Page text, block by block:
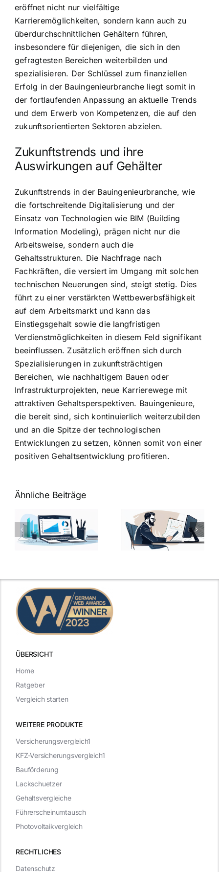
eröffnet nicht nur vielfältige
Karrieremöglichkeiten, sondern kann auch zu
überdurchschnittlichen Gehältern führen,
insbesondere für diejenigen, die sich in den
gefragtesten Bereichen weiterbilden und
spezialisieren. Der Schlüssel zum finanziellen
Erfolg in der Bauingenieurbranche liegt somit in
der fortlaufenden Anpassung an aktuelle Trends
und dem Erwerb von Kompetenzen, die auf den
zukunftsorientierten Sektoren abzielen.
Zukunftstrends und ihre
Auswirkungen auf Gehälter
Zukunftstrends in der Bauingenieurbranche, wie
die fortschreitende Digitalisierung und der
Einsatz von Technologien wie BIM (Building
Information Modeling), prägen nicht nur die
Arbeitsweise, sondern auch die
Gehaltsstrukturen. Die Nachfrage nach
Fachkräften, die versiert im Umgang mit solchen
technischen Neuerungen sind, steigt stetig. Dies
führt zu einer verstärkten Wettbewerbsfähigkeit
auf dem Arbeitsmarkt und kann das
Einstiegsgehalt sowie die langfristigen
Verdienstmöglichkeiten in diesem Feld signifikant
beeinflussen. Zusätzlich eröffnen sich durch
Spezialisierungen in zukunftsträchtigen
Bereichen, wie nachhaltigem Bauen oder
Infrastrukturprojekten, neue Karrierewege mit
attraktiven Gehaltsperspektiven. Bauingenieure,
die bereit sind, sich kontinuierlich weiterzubilden
und an die Spitze der technologischen
Entwicklungen zu setzen, können somit von einer
positiven Gehaltsentwicklung profitieren.
Ähnliche Beiträge
Fragen zum
Geschicktes
Ansprechen
der
Vorstellungsgespräch
Fragen: 77
Fragen und
kluge
ÜBERSICHT
WEITERE PRODUKTE
RECHTLICHES
Datenschutz
Versicherungsvergleich1
KFZ-Versicherungsvergleich1
Bauförderung
Lackschuetzer
Gehaltsvergleiche
Führerscheinumtausch
Photovoltaikvergleich
Home
Ratgeber
Vergleich starten